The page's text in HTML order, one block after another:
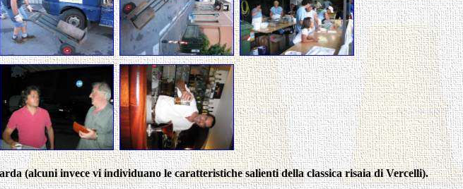
(alcuni invece vi individuano le caratteristiche salienti della classica risaia di Vercelli).